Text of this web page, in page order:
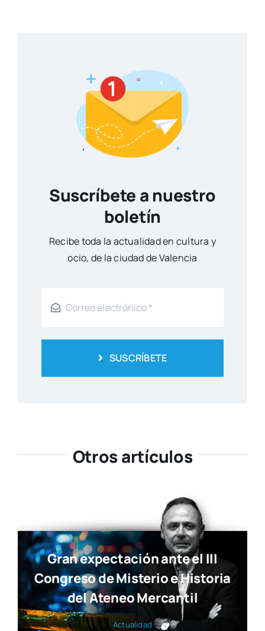
Suscríbete a nuestro
boletín
Reci­be toda la actua­li­dad en cul­tu­ra y
ocio, de la ciu­dad de Valen­cia
SUSCRÍBETE
Otros artículos
Gran expectación ante el III
Congreso de Misterio e Historia
del Ateneo Mercantil
Actua­li­dad